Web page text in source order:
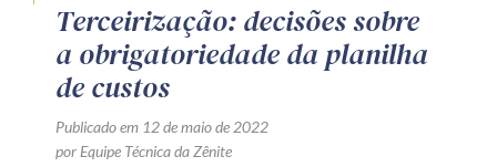
Terceirização: decisões sobre
a obrigatoriedade da planilha
de custos
Publicado em 12 de maio de 2022
por Equipe Técnica da Zênite